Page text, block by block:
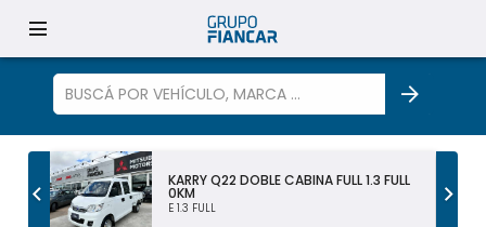
TODOS LOS VEHÍCULOS
KARRY Q22 DOBLE CABINA FULL 1.3 FULL
0KM
E 1.3 FULL